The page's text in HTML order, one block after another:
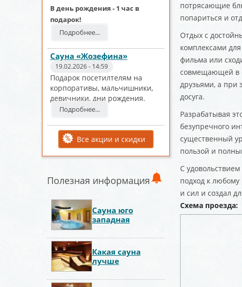
В день рождения - 1 час в
подарок!
Подробнее...
Сауна «Жозефина»
19.02.2026 - 14:59
Подарок посетилтелям на
корпоративы, мальчишники,
девичники, дни рождения.
Подробнее...
Все акции и скидки
Полезная информация
Сауна юго
западная
Какая сауна
лучше
потрясающие
попариться и
Отдых с
комплексами
фильма или
совмещающей в
друзьями, а при
досуга.
Разрабатывая
безупречного
существенный
пользой и
С
подход к любому
и сил и создал
Схема проезда: